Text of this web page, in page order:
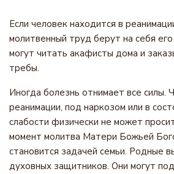
Если человек находится в
молитвенный труд берут на себя
могут читать акафисты дома и
требы.
Иногда болезнь отнимает все силы.
реанимации, под наркозом или в
слабости физически не может
момент молитва Матери Божьей
становится задачей семьи. Родные
духовных защитников. Они могут